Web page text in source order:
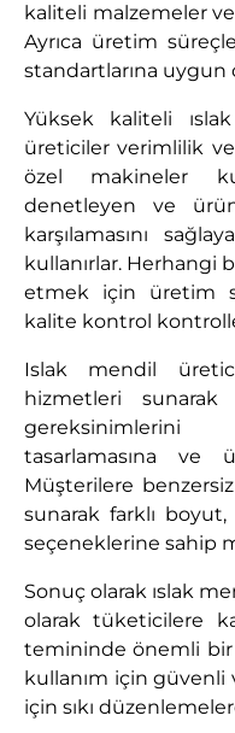
kaliteli malzemeler
Ayrıca üretim
standartlarına uygun
Yüksek kaliteli
üreticiler verimlilik
özel makineler
denetleyen ve
karşılamasını
kullanırlar. Herhangi
etmek için üretim
kalite kontrol
Islak mendil
hizmetleri
gereksinimlerini
tasarlamasına ve
Müşterilere
sunarak farklı
seçeneklerine sahip
Sonuç olarak ıslak
olarak tüketicilere
temininde önemli bir
kullanım için güvenli
için sıkı